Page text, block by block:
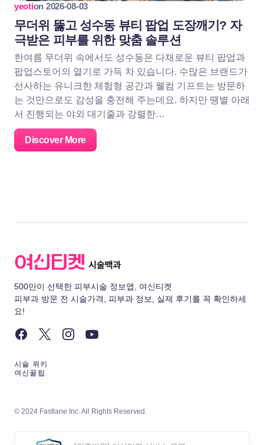
yeotion 2026-08-03
무더위 뚫고 성수동 뷰티 팝업 도장깨기? 자
극받은 피부를 위한 맞춤 솔루션
한여름 무더위 속에서도 성수동은 다채로운 뷰티 팝업과
팝업스토어의 열기로 가득 차 있습니다. 수많은 브랜드가
선사하는 유니크한 체험형 공간과 웰컴 기프트는 방문하
는 것만으로도 감성을 충전해 주는데요. 하지만 땡볕 아래
서 진행되는 야외 대기줄과 강렬한…
Discover More
500만이 선택한 피부시술 정보앱, 여신티켓
피부과 방문 전 시술가격, 피부과 정보, 실제 후기를 꼭 확인하세
요!
시술 위키
여신꿀팁
© 2024 Fastlane Inc. All Rights Reserved.